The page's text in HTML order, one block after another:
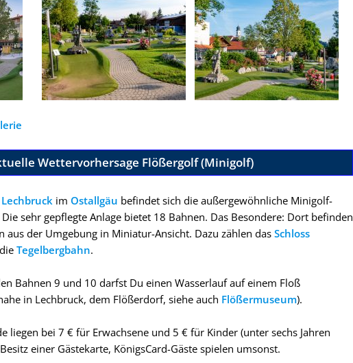
Wettervorhersage Flößergolf (Minigolf)
Lechbruck im Ostallgäu befindet sich die außergewöhnliche Minigolf-
sehr gepflegte Anlage bietet 18 Bahnen. Das Besondere: Dort befinden
aus der Umgebung in Miniatur-Ansicht. Dazu zählen das Schloss
Tegelbergbahn.
Bahnen 9 und 10 darfst Du einen Wasserlauf auf einem Floß
in Lechbruck, dem Flößerdorf, siehe auch Flößermuseum).
liegen bei 7 € für Erwachsene und 5 € für Kinder (unter sechs Jahren
einer Gästekarte, KönigsCard-Gäste spielen umsonst.